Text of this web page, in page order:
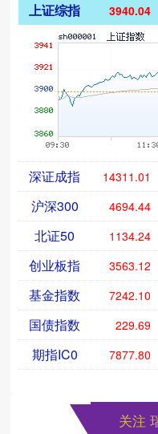
上证综指 3940.04
深证成指 14311.01
沪深300 4694.44
北证50 1134.24
创业板指 3563.12
基金指数 7242.10
国债指数 229.69
期指IC0 7877.80
关注